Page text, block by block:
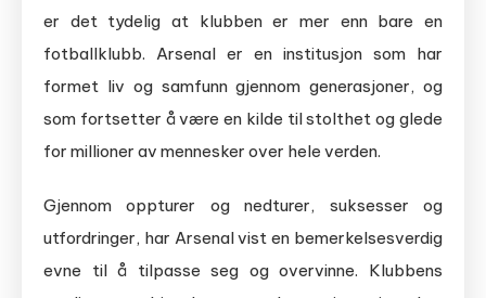
er det tydelig at klubben er mer enn bare en
fotballklubb. Arsenal er en institusjon som har
formet liv og samfunn gjennom generasjoner, og
som fortsetter å være en kilde til stolthet og glede
for millioner av mennesker over hele verden.
Gjennom oppturer og nedturer, suksesser og
utfordringer, har Arsenal vist en bemerkelsesverdig
evne til å tilpasse seg og overvinne. Klubbens